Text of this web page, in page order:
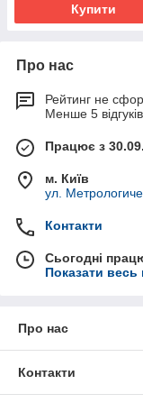
Купити
Про нас
Рейтинг не
Менше 5
Працює з
м. Київ
ул.
Контакти
Сьогодні
Показати весь
Про нас
Контакти